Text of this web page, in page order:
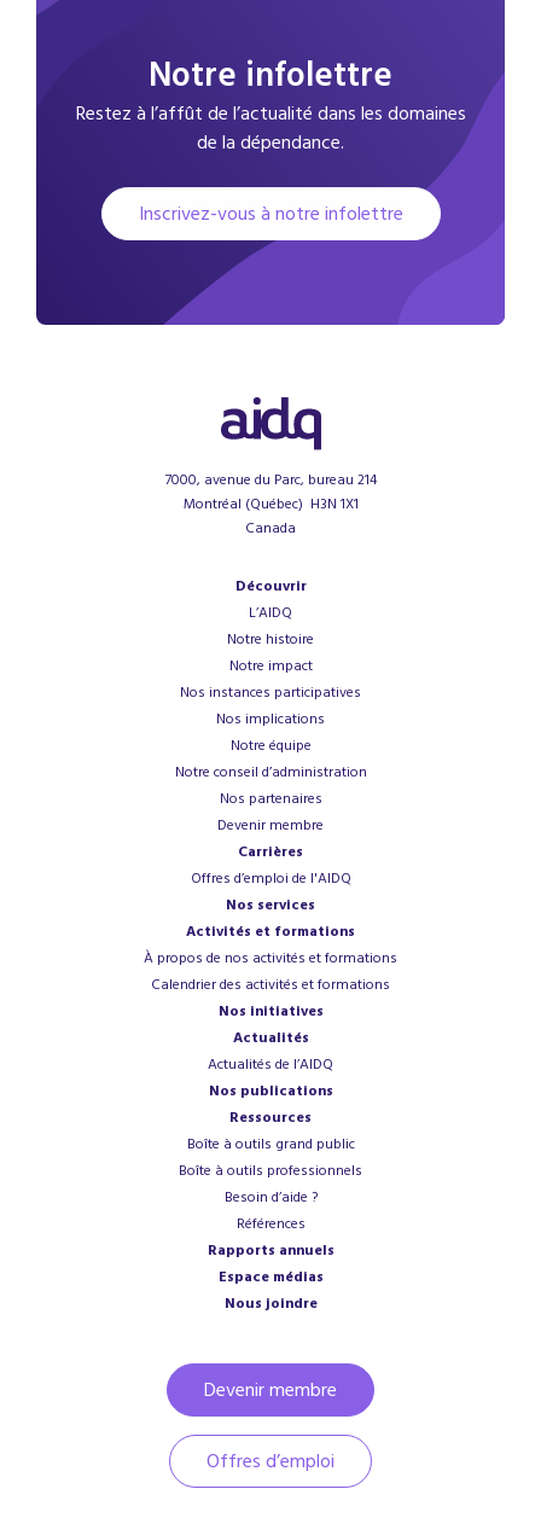
Notre infolettre
Restez à l’affût de l’actualité dans les domaines
de la dépendance.
Inscrivez-vous à notre infolettre
7000, avenue du Parc, bureau 214
Montréal (Québec) H3N 1X1
Canada
Découvrir
L’AIDQ
Notre histoire
Notre impact
Nos instances participatives
Nos implications
Notre équipe
Notre conseil d’administration
Nos partenaires
Devenir membre
Carrières
Offres d’emploi de l'AIDQ
Nos services
Activités et formations
À propos de nos activités et formations
Calendrier des activités et formations
Nos initiatives
Actualités
Actualités de l’AIDQ
Nos publications
Ressources
Boîte à outils grand public
Boîte à outils professionnels
Besoin d’aide ?
Références
Rapports annuels
Espace médias
Nous joindre
Devenir membre
Offres d’emploi